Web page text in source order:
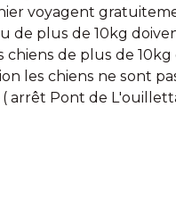
voyagent
de plus de 10kg
chiens de plus de
les chiens ne sont
( arrêt Pont de